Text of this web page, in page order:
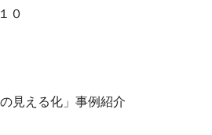
０
見える化」事例紹介